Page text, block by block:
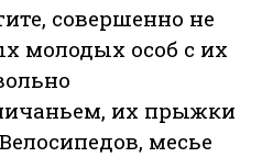
совершенно не
молодых особ с их
их прыжки
месье